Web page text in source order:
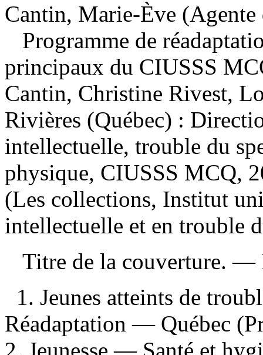
Cantin, Marie-Ève
Programme de
principaux du CIUSSS
Cantin, Christine Rivest,
Rivières (Québec) :
intellectuelle, trouble du
physique, CIUSSS MCQ,
(Les collections, Institut
intellectuelle et en trouble
Titre de la couverture. —
1. Jeunes atteints de
Réadaptation — Québec
2. Jeunesse — Santé et